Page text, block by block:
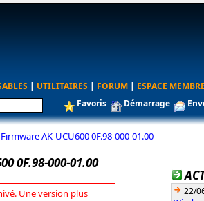
| UTILITAIRES | FORUM | ESPACE
Favoris Démarrage
Firmware AK-UCU600 0F.98-000-01.00
0F.98-000-01.00
Une version plus
22/